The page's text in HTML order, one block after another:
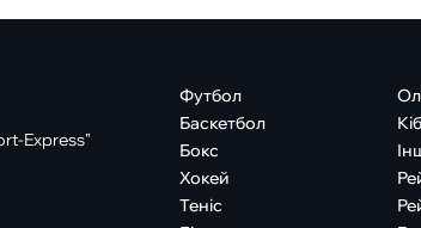
Express"
Футбол
Баскетбол
Бокс
Хокей
Теніс